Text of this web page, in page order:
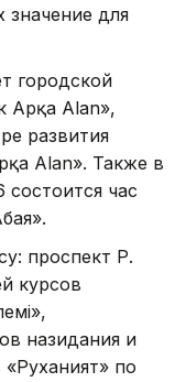
значение для
городской
Арқа Alan»,
развития
Alan». Также в
час
проспект Р.
курсов
назидания и
по